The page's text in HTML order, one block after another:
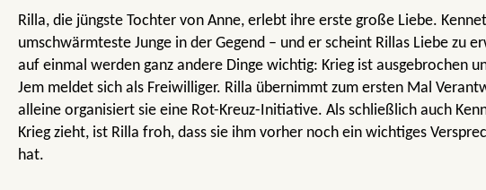
Rilla, die jüngste Tochter von Anne, erlebt ihre erste große Liebe.
umschwärmteste Junge in der Gegend – und er scheint Rillas Liebe zu
auf einmal werden ganz andere Dinge wichtig: Krieg ist ausgebrochen
Jem meldet sich als Freiwilliger. Rilla übernimmt zum ersten Mal
alleine organisiert sie eine Rot-Kreuz-Initiative. Als schließlich auch
Krieg zieht, ist Rilla froh, dass sie ihm vorher noch ein wichtiges
hat.